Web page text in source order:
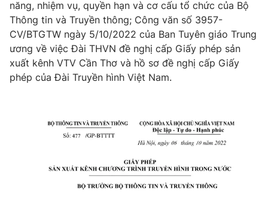
Khán giả
Giải sao mai
Sao
Du lịch
Làm đẹp
Chất lượng cuộc sống
Giáo dục
Tuyển sinh
Học trực tuyến
Công nghệ
Hitech Công nghệ tương lai
Thị trường
Lịch phát sóng
Chuyên mục khác
Podcast
năng, nhiệm vụ, quyền hạn và cơ cấu tổ chức của Bộ
Thông tin và Truyền thông; Công văn số 3957-
CV/BTGTW ngày 5/10/2022 của Ban Tuyên giáo Trung
ương về việc Đài THVN đề nghị cấp Giấy phép sản
xuất kênh VTV Cần Thơ và hồ sơ đề nghị cấp Giấy
phép của Đài Truyền hình Việt Nam.